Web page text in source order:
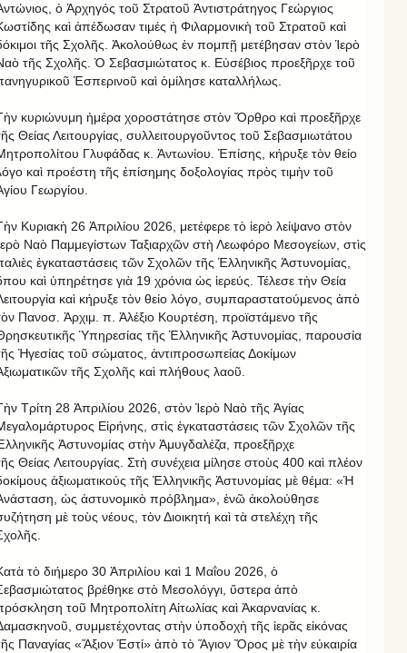
ὁ Ἀρχηγός τοῦ Στρατοῦ Ἀντιστράτηγος Γεώργιος
καὶ ἀπέδωσαν τιμές ἡ Φιλαρμονικὴ τοῦ Στρατοῦ καὶ
τῆς Σχολῆς. Ἀκολούθως ἐν πομπῇ μετέβησαν στὸν Ἱερὸ
τῆς Σχολῆς. Ὁ Σεβασμιώτατος κ. Εὐσέβιος προεξῆρχε τοῦ
Ἑσπερινοῦ καὶ ὁμίλησε καταλλήλως.
κυριώνυμη ἡμέρα χοροστάτησε στὸν Ὄρθρο καὶ προεξῆρχε
Θείας Λειτουργίας, συλλειτουργοῦντος τοῦ Σεβασμιωτάτου
Γλυφάδας κ. Ἀντωνίου. Ἐπίσης, κήρυξε τὸν θείο
καὶ προέστη τῆς ἐπίσημης δοξολογίας πρὸς τιμὴν τοῦ
Γεωργίου.
Κυριακὴ 26 Ἀπριλίου 2026, μετέφερε τὸ ἱερὸ λείψανο στὸν
Ναὸ Παμμεγίστων Ταξιαρχῶν στὴ Λεωφόρο Μεσογείων, στὶς
ἐγκαταστάσεις τῶν Σχολῶν τῆς Ἑλληνικῆς Ἀστυνομίας,
καὶ ὑπηρέτησε γιὰ 19 χρόνια ὡς ἱερεύς. Τέλεσε τὴν Θεία
καὶ κήρυξε τὸν θείο λόγο, συμπαραστατούμενος ἀπὸ
Πανοσ. Ἀρχιμ. π. Ἀλέξιο Κουρτέση, προϊστάμενο τῆς
Ὑπηρεσίας τῆς Ἑλληνικῆς Ἀστυνομίας, παρουσία
Ἡγεσίας τοῦ σώματος, ἀντιπροσωπείας Δοκίμων
τῆς Σχολῆς καὶ πλήθους λαοῦ.
Τρίτη 28 Ἀπριλίου 2026, στὸν Ἱερὸ Ναὸ τῆς Ἁγίας
Εἰρήνης, στὶς ἐγκαταστάσεις τῶν Σχολῶν τῆς
Ἀστυνομίας στὴν Ἀμυγδαλέζα, προεξῆρχε
Θείας Λειτουργίας. Στὴ συνέχεια μίλησε στοὺς 400 καὶ πλέον
ἀξιωματικούς τῆς Ἑλληνικῆς Ἀστυνομίας μὲ θέμα: «Ἡ
ὡς ἀστυνομικὸ πρόβλημα», ἐνῶ ἀκολούθησε
μὲ τοὺς νέους, τὸν Διοικητή καὶ τὰ στελέχη τῆς
τὸ διήμερο 30 Ἀπριλίου καὶ 1 Μαΐου 2026, ὁ
βρέθηκε στὸ Μεσολόγγι, ὕστερα ἀπὸ
τοῦ Μητροπολίτη Αἰτωλίας καὶ Ἀκαρνανίας κ.
συμμετέχοντας στὴν ὑποδοχὴ τῆς ἱερᾶς εἰκόνας
Παναγίας «Ἄξιον Ἐστί» ἀπὸ τὸ Ἅγιον Ὄρος μὲ τὴν εὐκαιρία